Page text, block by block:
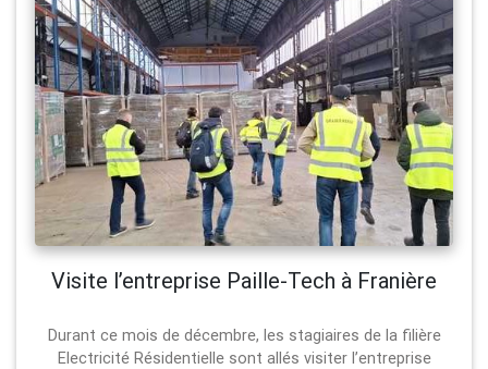
Visite l’entreprise Paille-Tech à Franière
Durant ce mois de décembre, les stagiaires de la filière
Electricité Résidentielle sont allés visiter l’entreprise